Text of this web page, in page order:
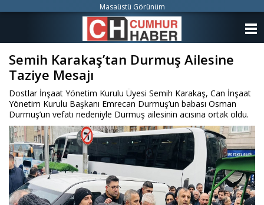
Semih Karakaş’tan Durmuş Ailesine
Taziye Mesajı
Dostlar İnşaat Yönetim Kurulu Üyesi Semih Karakaş, Can İnşaat
Yönetim Kurulu Başkanı Emrecan Durmuş’un babası Osman
Durmuş’un vefatı nedeniyle Durmuş ailesinin acısına ortak oldu.
Masaüstü Görünüm
KATEGORİLER
ANKETLER
FOTO GALERİ
VİDEO GALERİ
KÜNYE